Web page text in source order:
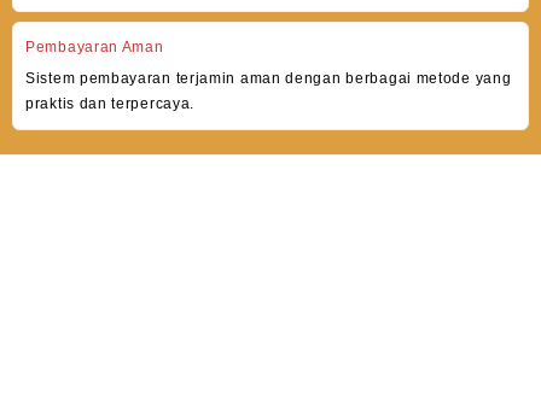
Pembayaran Aman
Sistem pembayaran terjamin aman dengan berbagai metode yang
praktis dan terpercaya.